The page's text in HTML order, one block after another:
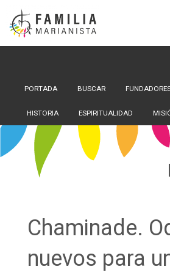
Saltar
contenido
PORTADA BUSCAR
HISTORIA ESPIRITUALIDAD
Chaminade.
nuevos para